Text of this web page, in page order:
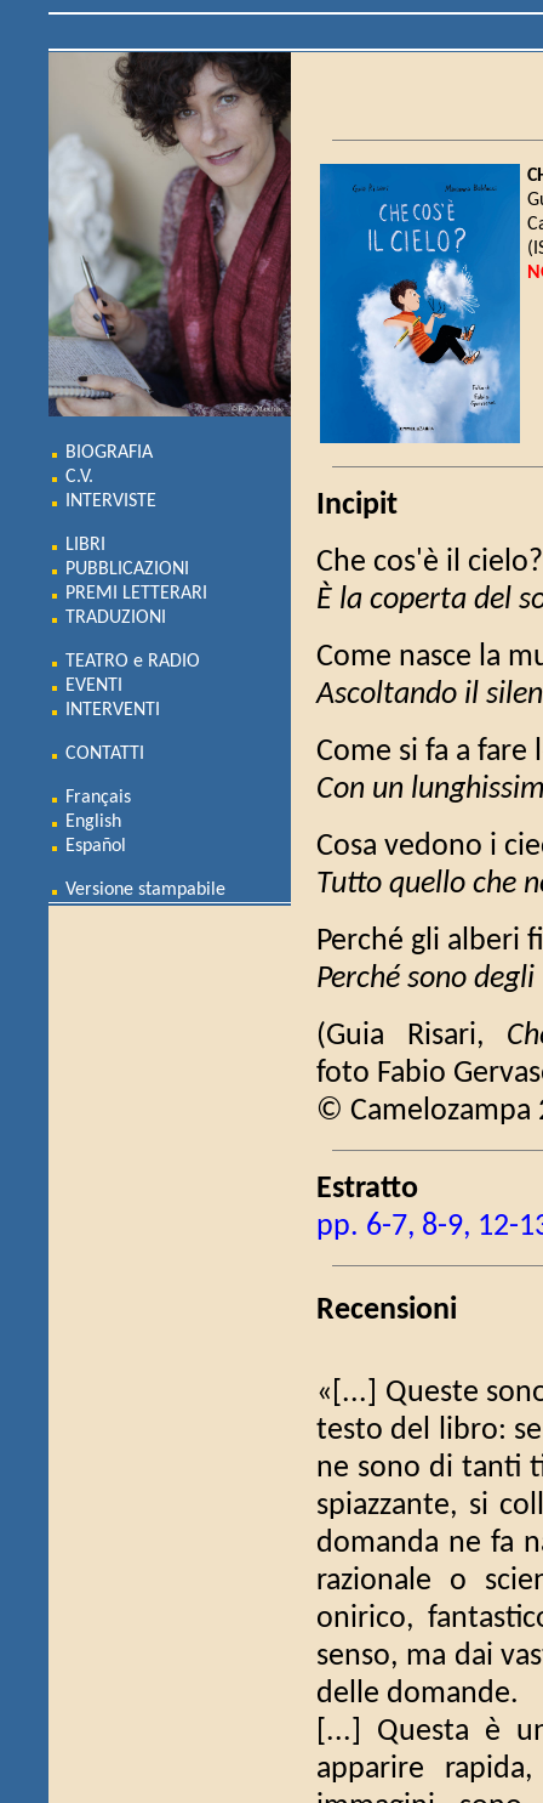
BIOGRAFIA
C.V.
INTERVISTE
LIBRI
PUBBLICAZIONI
PREMI LETTERARI
TRADUZIONI
TEATRO e RADIO
EVENTI
INTERVENTI
CONTATTI
Français
English
Español
Versione stampabile
Incipit
Che cos'è il cielo?
È la coperta del
Come nasce la
Ascoltando il
Come si fa a
Con un
Cosa vedono i
Tutto quello che
Perché gli alberi
Perché sono
(Guia Risari,
foto Fabio
© Camelozampa
Estratto
pp. 6-7, 8-9, 12-
Recensioni
«[...] Queste
testo del libro:
ne sono di tanti
spiazzante, si
domanda ne fa
razionale o
onirico,
senso, ma dai
delle domande.
[...] Questa è
apparire